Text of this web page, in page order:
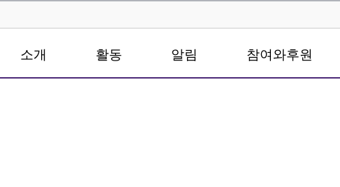
소개 활동 알림 참여와후원